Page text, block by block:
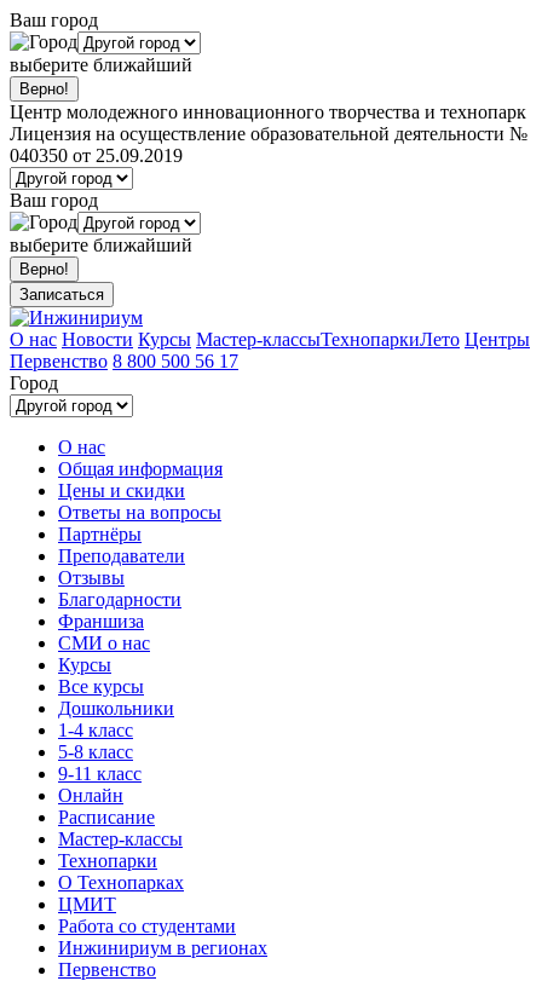
Ваш город
выберите ближайший
Центр молодежного инновационного творчества и технопарк
Лицензия на осуществление образовательной деятельности №
040350 от 25.09.2019
Ваш город
выберите ближайший
Записаться
О нас Новости Курсы Мастер-классыТехнопаркиЛето Центры
Первенство 8 800 500 56 17
Город
О нас
Общая информация
Цены и скидки
Ответы на вопросы
Партнёры
Преподаватели
Отзывы
Благодарности
Франшиза
СМИ о нас
Курсы
Все курсы
Дошкольники
1-4 класс
5-8 класс
9-11 класс
Онлайн
Расписание
Мастер-классы
Технопарки
О Технопарках
ЦМИТ
Работа со студентами
Инжинириум в регионах
Первенство